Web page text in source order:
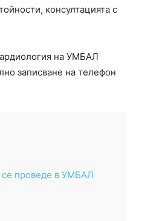
консултацията с
на УМБАЛ
записване на телефон
проведе в УМБАЛ